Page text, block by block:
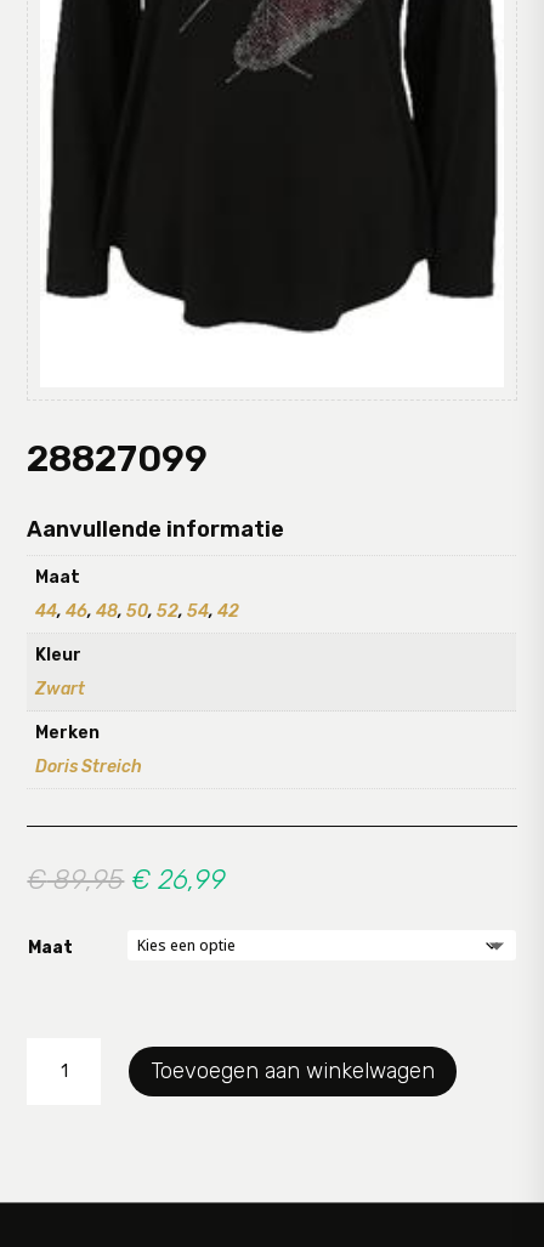
28827099
Aanvullende informatie
Maat
44,46,48,50,52,54,42
Kleur
Zwart
Merken
Doris Streich
€89,95 Oorspronkelijke
was:
€ 89,95.
€ 26,99Huidige
is:
€ 26,99.
Maat
aantal
Toevoegen aan winkelwagen